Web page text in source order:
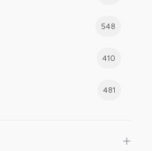
548
410
481